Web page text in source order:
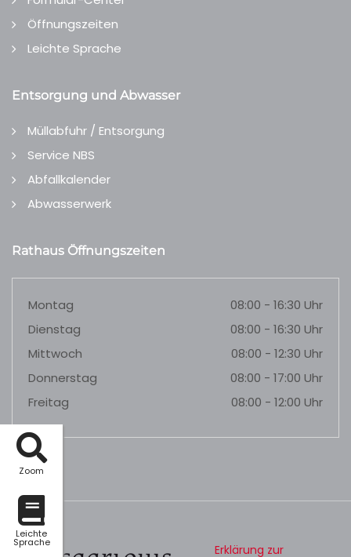
Zoom
Leichte
Sprache
Öffnungszeiten
Leichte Sprache
Entsorgung und Abwasser
Müllabfuhr / Entsorgung
Service NBS
Abfallkalender
Abwasserwerk
Rathaus Öffnungszeiten
Montag
08:00 - 16:30 Uhr
Dienstag
08:00 - 16:30 Uhr
Mittwoch
08:00 - 12:30 Uhr
Donnerstag
08:00 - 17:00 Uhr
Freitag
08:00 - 12:00 Uhr
Erklärung zur